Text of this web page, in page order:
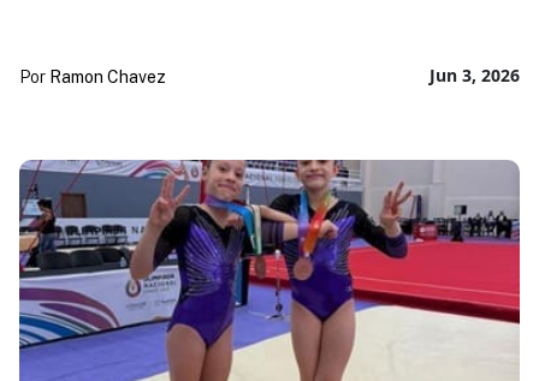
Jun 3, 2026
Por Ramon Chavez